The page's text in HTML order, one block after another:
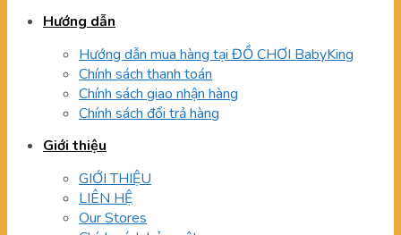
Hướng dẫn
Hướng dẫn mua hàng tại ĐỒ CHƠI BabyKing
Chính sách thanh toán
Chính sách giao nhận hàng
Chính sách đổi trả hàng
Giới thiệu
GIỚI THIỆU
LIÊN HỆ
Our Stores